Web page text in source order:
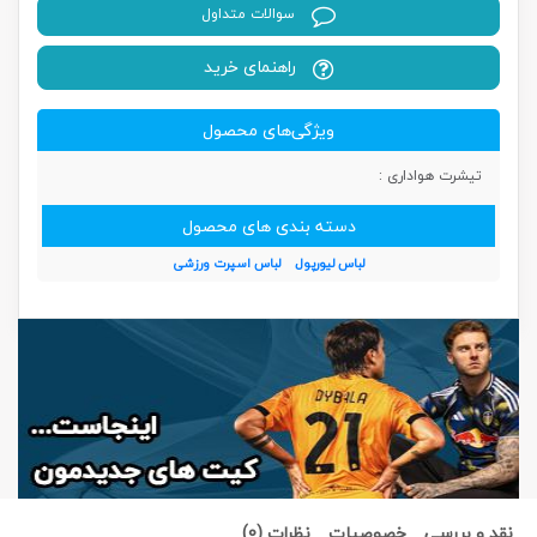
سوالات متداول
راهنمای خرید
ویژگی‌های محصول
تیشرت هواداری :
دسته بندی های محصول
لباس لیورپول لباس اسپرت ورزشی